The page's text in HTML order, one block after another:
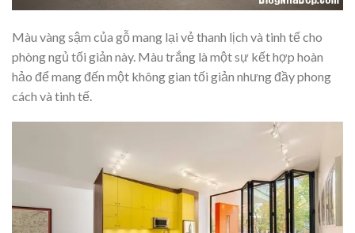
Màu vàng sậm của gỗ mang lại vẻ thanh lịch và tinh tế cho
phòng ngủ tối giản này. Màu trắng là một sự kết hợp hoàn
hảo để mang đến một không gian tối giản nhưng đầy phong
cách và tinh tế.